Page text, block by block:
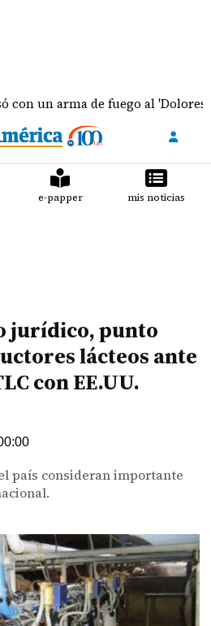
de fuego al 'Dolores
e-papper mis noticias
jurídico, punto
lácteos ante
con EE.UU.
país consideran importante